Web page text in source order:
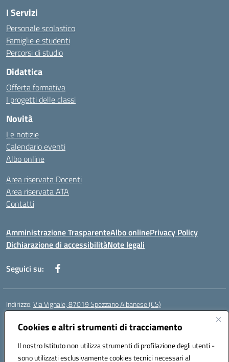
Cookies e altri strumenti di tracciamento
Il nostro Istituto non utilizza strumenti di profilazione degli utenti -
sono utilizzati esclusivamente cookies tecnici necessari al
I Servizi
Personale scolastico
Famiglie e studenti
Percorsi di studio
Didattica
Offerta formativa
I progetti delle classi
Novità
Le notizie
Calendario eventi
Albo online
Area riservata Docenti
Area riservata ATA
Contatti
Amministrazione TrasparenteAlbo onlinePrivacy Policy
Dichiarazione di accessibilitàNote legali
Seguici su:
Indirizzo:Via Vignale, 87019 Spezzano Albanese (CS)
Centralino:
Posta elettronica certificata (PEC):csic878003@pec.istruzione.it
Codice fiscale: 94018300783
Codice meccanografico:CSIC878003